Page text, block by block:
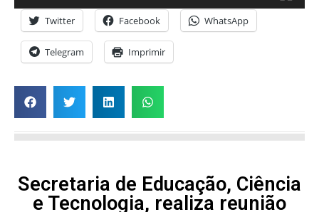
Twitter Facebook WhatsApp
Telegram Imprimir
Secretaria de Educação, Ciência
e Tecnologia, realiza reunião